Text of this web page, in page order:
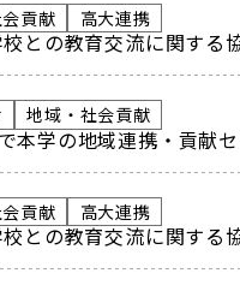
貢献 高大連携
との教育交流に関する
地域・社会貢献
本学の地域連携・貢献
貢献 高大連携
との教育交流に関する